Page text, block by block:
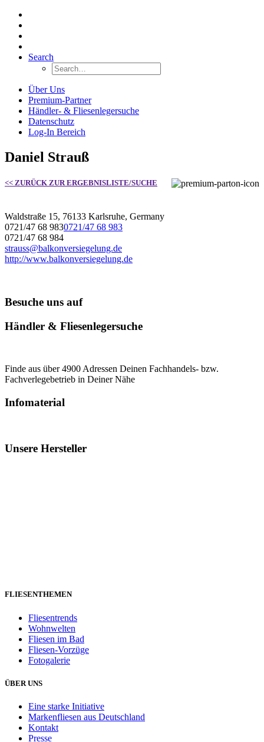
Search
Über Uns
Premium-Partner
Händler- & Fliesenlegersuche
Datenschutz
Log-In Bereich
Daniel Strauß
<< ZURÜCK ZUR ERGEBNISLISTE/SUCHE
Waldstraße 15, 76133 Karlsruhe, Germany
0721/47 68 9830721/47 68 983
0721/47 68 984
strauss@balkonversiegelung.de
http://www.balkonversiegelung.de
Besuche uns auf
Händler & Fliesenlegersuche
Finde aus über 4900 Adressen Deinen Fachhandels- bzw.
Fachverlegebetrieb in Deiner Nähe
Infomaterial
Unsere Hersteller
FLIESENTHEMEN
Fliesentrends
Wohnwelten
Fliesen im Bad
Fliesen-Vorzüge
Fotogalerie
ÜBER UNS
Eine starke Initiative
Markenfliesen aus Deutschland
Kontakt
Presse